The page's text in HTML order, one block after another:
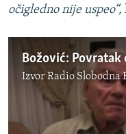
očigledno nije uspeo“,
Božović:
IzvorRadio Slobodna
No media